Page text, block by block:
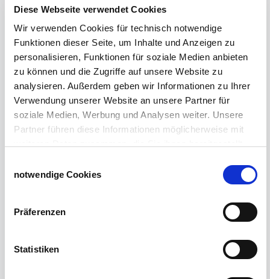
Diese Webseite verwendet Cookies
Wir verwenden Cookies für technisch notwendige
Funktionen dieser Seite, um Inhalte und Anzeigen zu
personalisieren, Funktionen für soziale Medien anbieten
zu können und die Zugriffe auf unsere Website zu
analysieren. Außerdem geben wir Informationen zu Ihrer
Verwendung unserer Website an unsere Partner für
soziale Medien, Werbung und Analysen weiter. Unsere
Partner führen diese Informationen möglicherweise mit
gesammelt haben.
notwendige Cookies
Präferenzen
Statistiken
Schiebetorrollen
Schiebebühne
Laufschiene und Rollapparate Typ 10
Laufschiene und Rollapparate Typ 30
Laufschiene und Rollapparate Typ 40
Laufschiene und Rollapparate Typ 50
Alles für die Haussschlachtung
Geburtshelfer-Produktvideo
Viehzucht
PVC-Lamellen als Schiebevorhang
Verriegelungen für Schiebetore und Türen
Weidezaun
Wolfabwehr